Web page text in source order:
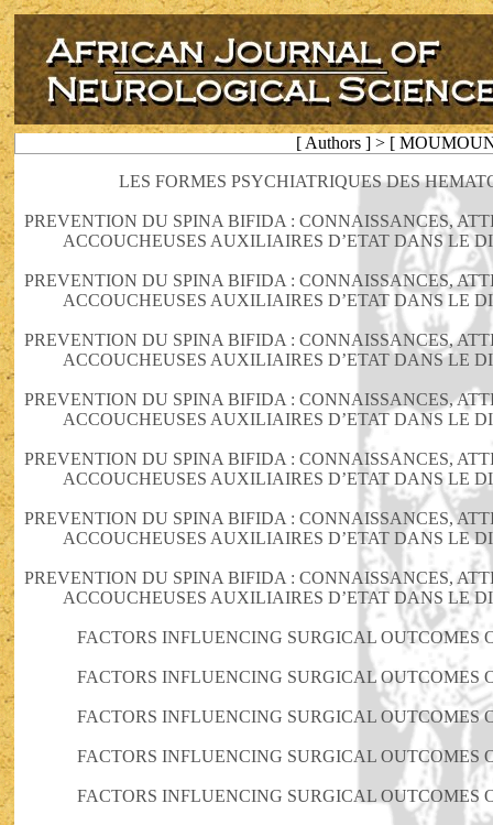
[ Authors ] > [
LES FORMES PSYCHIATRIQUES DES
PREVENTION DU SPINA BIFIDA : CONNAISSANCES,
ACCOUCHEUSES AUXILIAIRES D’ETAT DANS LE
PREVENTION DU SPINA BIFIDA : CONNAISSANCES,
ACCOUCHEUSES AUXILIAIRES D’ETAT DANS LE
PREVENTION DU SPINA BIFIDA : CONNAISSANCES,
ACCOUCHEUSES AUXILIAIRES D’ETAT DANS LE
PREVENTION DU SPINA BIFIDA : CONNAISSANCES,
ACCOUCHEUSES AUXILIAIRES D’ETAT DANS LE
PREVENTION DU SPINA BIFIDA : CONNAISSANCES,
ACCOUCHEUSES AUXILIAIRES D’ETAT DANS LE
PREVENTION DU SPINA BIFIDA : CONNAISSANCES,
ACCOUCHEUSES AUXILIAIRES D’ETAT DANS LE
PREVENTION DU SPINA BIFIDA : CONNAISSANCES,
ACCOUCHEUSES AUXILIAIRES D’ETAT DANS LE
FACTORS INFLUENCING SURGICAL
FACTORS INFLUENCING SURGICAL
FACTORS INFLUENCING SURGICAL
FACTORS INFLUENCING SURGICAL
FACTORS INFLUENCING SURGICAL